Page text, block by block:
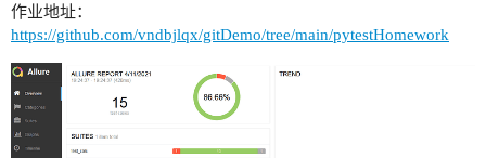
作业地址：
https://github.com/vndbjlqx/gitDemo/tree/main/pytestHomework